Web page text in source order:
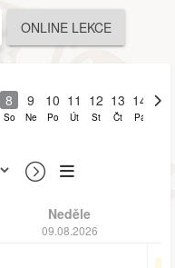
ONLINE LEKCE
8
So
9
Ne
10
Po
11
Út
12
St
13
Čt
14
Pá
15
Neděle
09.08.2026